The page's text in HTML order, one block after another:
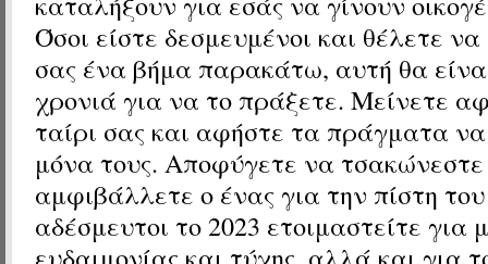
Όσοι είστε δεσμευμένοι και θέλετε
σας ένα βήμα παρακάτω, αυτή θα
χρονιά για να το πράξετε. Μείνετε
ταίρι σας και αφήστε τα πράγματα
μόνα τους. Αποφύγετε να
αμφιβάλλετε ο ένας για την πίστη
αδέσμευτοι το 2023 ετοιμαστείτε για
ευδαιμονίας και τύχης, αλλά και για